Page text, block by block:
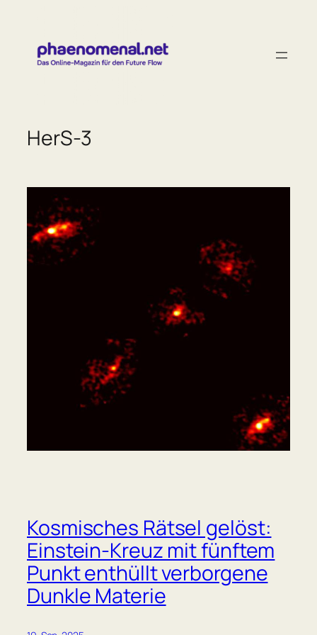
springen
HerS-3
Kosmisches Rätsel gelöst:
Einstein-Kreuz mit fünftem
Punkt enthüllt verborgene
Dunkle Materie